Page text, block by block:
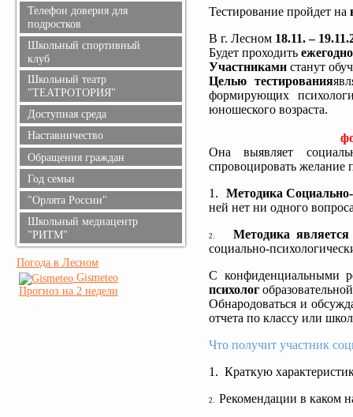
Телефон доверия для
подростков
Школьный спортивный
клуб
Школьный театр
"ТЕАТРОТОРИЯ"
Доступная среда
Наставничество
Обращения граждан
Год семьи
"Орлята России"
Школьный медиацентр
"РИТМ"
Погода в Лесном
Gismeteo
Прогноз на 2 недели
Тестирование пройдет на
В г. Лесном 18.11. –
Будет проходить ежегодно
Участниками станут
Целью тестирования
формирующих
юношеского возраста.
Она выявляет
спровоцировать желание
1.
Методика Социально-
ней нет ни одного
2.
Методика
социально-
С конфиденциальными
психолог
Обнародоваться и
отчета по классу или
Что получит участник
1. Краткую
2. Рекомендации в каком